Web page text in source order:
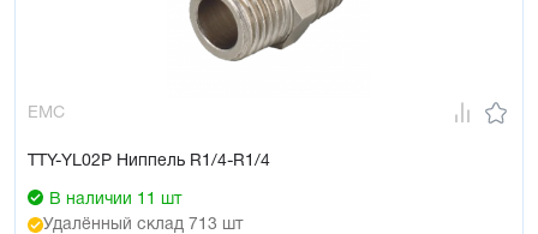
EMC
TTY-YL02P Ниппель R1/4-R1/4
В наличии 11 шт
Удалённый склад 713 шт